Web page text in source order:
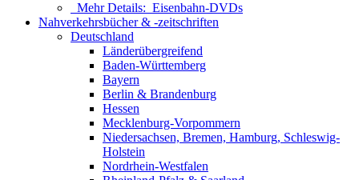
Mehr Details: Eisenbahn-DVDs
Nahverkehrsbücher & -zeitschriften
Deutschland
Länderübergreifend
Baden-Württemberg
Bayern
Berlin & Brandenburg
Hessen
Mecklenburg-Vorpommern
Niedersachsen, Bremen, Hamburg, Schleswig-
Holstein
Nordrhein-Westfalen